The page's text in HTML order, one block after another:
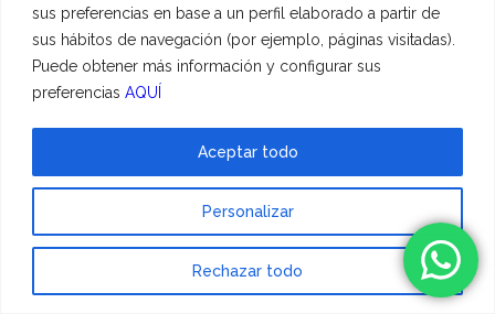
sus preferencias en base a un perfil elaborado a partir de
sus hábitos de navegación (por ejemplo, páginas visitadas).
Puede obtener más información y configurar sus
preferencias AQUÍ
Personalizar
Rechazar todo
Aceptar todo
pensadas para
despedirse con
calma
ofrecemos la posibilidad de asistir a la
cremación, permitiendo que quienes lo
necesiten puedan vivir ese último adiós de
una forma íntima y respetuosa.